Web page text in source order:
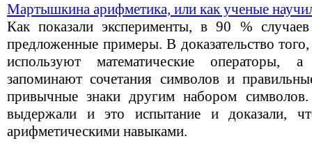
Мартышкина арифметика, или как ученые
Как показали эксперименты, в 90 %
предложенные примеры. В доказательство
используют математические операторы,
запоминают сочетания символов и
привычные знаки другим набором
выдержали и это испытание и доказали,
арифметическими навыками.